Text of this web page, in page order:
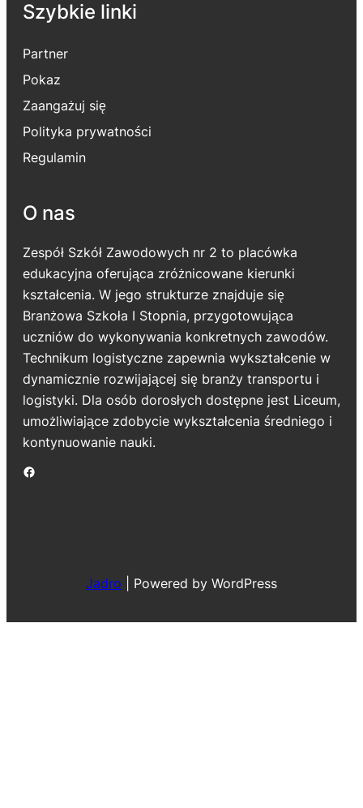
Szybkie linki
Partner
Pokaz
Zaangażuj się
Polityka prywatności
Regulamin
O nas
Zespół Szkół Zawodowych nr 2 to placówka
edukacyjna oferująca zróżnicowane kierunki
kształcenia. W jego strukturze znajduje się
Branżowa Szkoła I Stopnia, przygotowująca
uczniów do wykonywania konkretnych zawodów.
Technikum logistyczne zapewnia wykształcenie w
dynamicznie rozwijającej się branży transportu i
logistyki. Dla osób dorosłych dostępne jest Liceum,
umożliwiające zdobycie wykształcenia średniego i
kontynuowanie nauki.
Jadro Powered by WordPress